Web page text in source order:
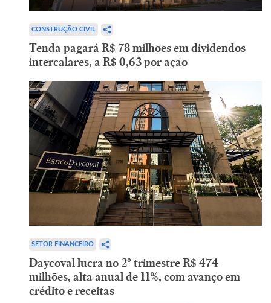
CONSTRUÇÃO CIVIL
Tenda pagará R$ 78 milhões em dividendos
intercalares, a R$ 0,63 por ação
SETOR FINANCEIRO
Daycoval lucra no 2º trimestre R$ 474
milhões, alta anual de 11%, com avanço em
crédito e receitas